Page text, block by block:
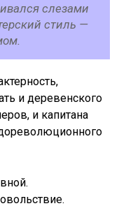
слезами
стиль —
и деревенского
и капитана